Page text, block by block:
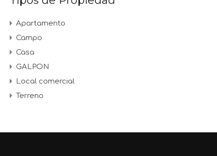
Apartamento
Campo
Casa
GALPON
Local comercial
Terreno